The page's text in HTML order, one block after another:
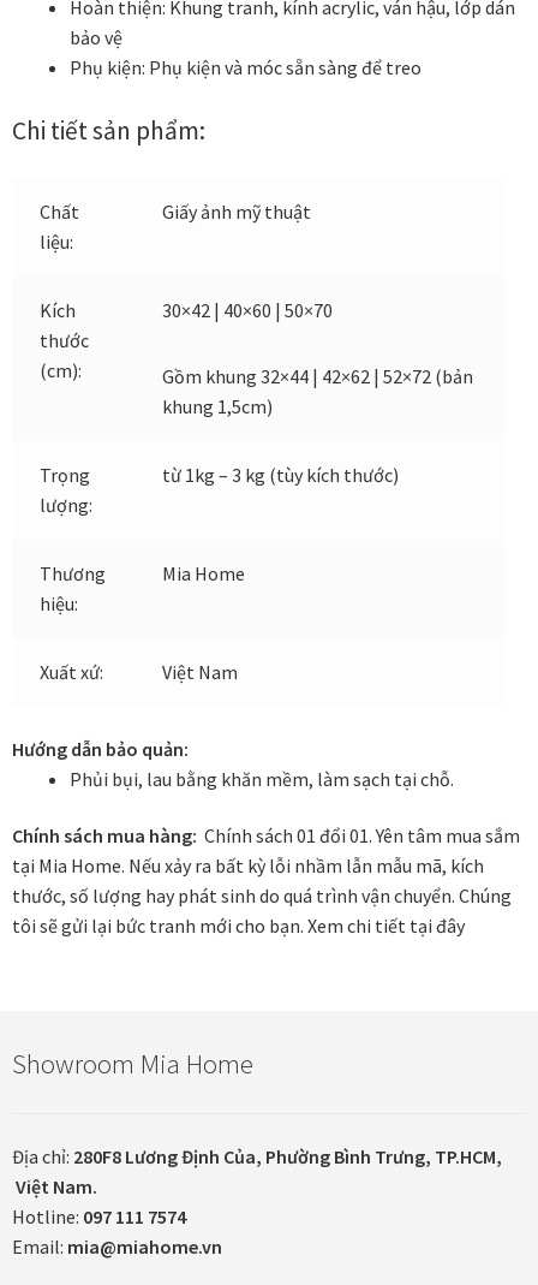
Đóng khung tranh canvas – tranh sơn dầu
Đóng khung tranh đính đá
poster, bản vẽ tay
Đóng khung tranh thêu
Giới Thiệu Mia Home
In tranh treo tường theo yêu cầu
Fine Art Giclée Printing
In tranh canvas theo yêu cầu
In tranh dán tường theo yêu cầu
in tranh mica
Khung tranh treo tường
Kim liên vạn phúc phòng thờ
Hoàn thiện: Khung tranh, kính acrylic, ván hậu, lớp dán
bảo vệ
Phụ kiện: Phụ kiện và móc sẵn sàng để treo
Chi tiết sản phẩm:
Chất
liệu:
Giấy ảnh mỹ thuật
Kích
thước
(cm):
30×42 | 40×60 | 50×70
Gồm khung 32×44 | 42×62 | 52×72 (bản
khung 1,5cm)
Trọng
lượng:
từ 1kg – 3 kg (tùy kích thước)
Thương
hiệu:
Mia Home
Xuất xứ: Việt Nam
Hướng dẫn bảo quản:
Phủi bụi, lau bằng khăn mềm, làm sạch tại chỗ.
Chính sách mua hàng: Chính sách 01 đổi 01. Yên tâm mua sắm
tại Mia Home. Nếu xảy ra bất kỳ lỗi nhầm lẫn mẫu mã, kích
thước, số lượng hay phát sinh do quá trình vận chuyển. Chúng
tôi sẽ gửi lại bức tranh mới cho bạn. Xem chi tiết tại đây
Showroom Mia Home
Địa chỉ: 280F8 Lương Định Của, Phường Bình Trưng, TP.HCM,
Việt Nam.
Hotline: 097 111 7574
Email: mia@miahome.vn